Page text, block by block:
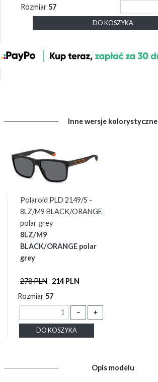
Rozmiar 57
DO KOSZYKA
Inne wersje kolorystyczne
Polaroid PLD 2149/S -
8LZ/M9 BLACK/ORANGE
polar grey
8LZ/M9
BLACK/ORANGE polar
grey
278 PLN 214 PLN
Rozmiar 57
－ ＋
DO KOSZYKA
Opis modelu